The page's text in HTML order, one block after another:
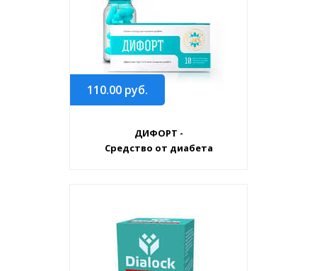
110.00 руб.
ДИФОРТ -
Средство от диабета